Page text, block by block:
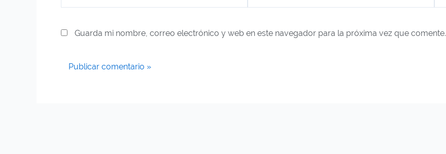
Guarda mi nombre, correo electrónico y web en este navegador para la próxima vez que comente.